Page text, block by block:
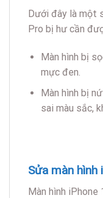
Dưới đây là một
Pro bị hư cần
Màn hình bị
mực đen.
Màn hình bị
sai màu sắc,
Sửa màn hình
Màn hình